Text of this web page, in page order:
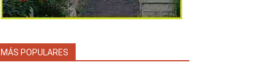
MÁS POPULARES